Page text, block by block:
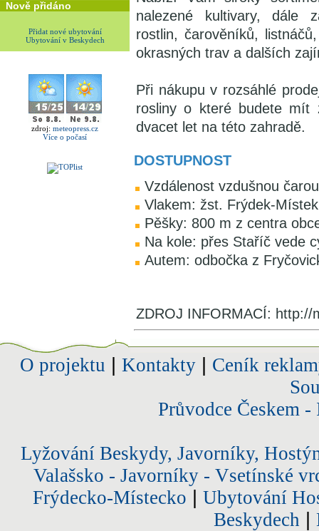
Nově přidáno
Přidat nové ubytování
Ubytování v Beskydech
zdroj: meteopress.cz
Více o počasí
nalezené kultivary, dále
rostlin, čarověníků,
okrasných trav a dalších
Při nákupu v rozsáhlé
rosliny o které budete mít
dvacet let na této zahradě.
DOSTUPNOST
Vzdálenost vzdušnou
Vlakem: žst. Frýdek-
Pěšky: 800 m z centra
Na kole: přes Staříč vede
Autem: odbočka z
ZDROJ INFORMACÍ: http://
O projektu Kontakty| Ceník
Průvodce Českem
Lyžování Beskydy, Javorníky,
Valašsko - Javorníky - Vsetínské
Frýdecko-Místecko
Ubytování
Beskydech